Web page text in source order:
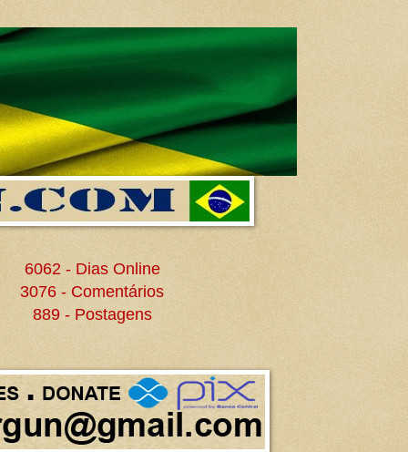
6062 - Dias Online
3076 - Comentários
889 - Postagens